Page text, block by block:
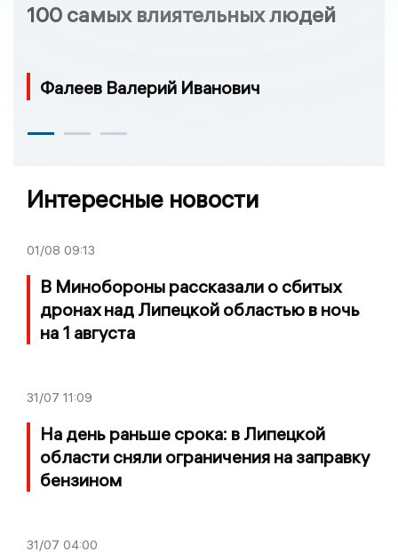
100 самых влиятельных людей
Фалеев Валерий Иванович
Интересные новости
01/08 09:13
В Минобороны рассказали о сбитых
дронах над Липецкой областью в ночь
на 1 августа
31/07 11:09
На день раньше срока: в Липецкой
области сняли ограничения на заправку
бензином
31/07 04:00